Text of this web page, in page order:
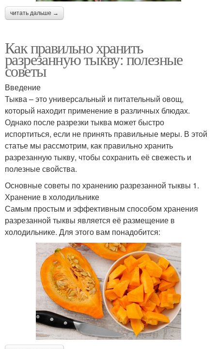
читать дальше →
Как правильно хранить
разрезанную тыкву: полезные
советы
Введение
Тыква – это универсальный и питательный овощ,
который находит применение в различных блюдах.
Однако после разрезки тыква может быстро
испортиться, если не принять правильные меры. В этой
статье мы рассмотрим, как правильно хранить
разрезанную тыкву, чтобы сохранить её свежесть и
полезные свойства.
Основные советы по хранению разрезанной тыквы 1.
Хранение в холодильнике
Самым простым и эффективным способом хранения
разрезанной тыквы является её размещение в
холодильнике. Для этого вам понадобится: